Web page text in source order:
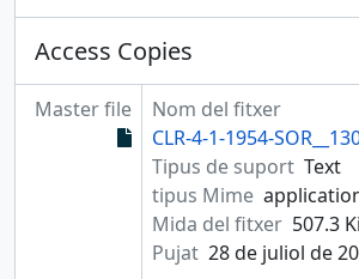
Access Copies
Master file
Nom del fitxer
CLR-4-1-1954-
Tipus de suport Text
tipus Mime
Mida del fitxer 507.3
Pujat 28 de juliol de